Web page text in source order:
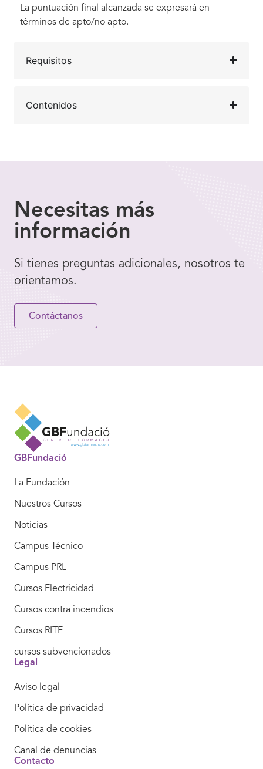
La puntuación final alcanzada se expresará en
términos de apto/no apto.
Requisitos
Contenidos
Necesitas más
información
Si tienes preguntas adicionales, nosotros te
orientamos.
Contáctanos
GBFundació
La Fundación
Nuestros Cursos
Noticias
Campus Técnico
Campus PRL
Cursos Electricidad
Cursos contra incendios
Cursos RITE
cursos subvencionados
Legal
Aviso legal
Política de privacidad
Política de cookies
Canal de denuncias
Contacto